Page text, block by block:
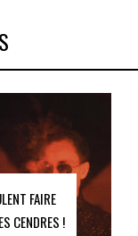
FAIRE
CENDRES !